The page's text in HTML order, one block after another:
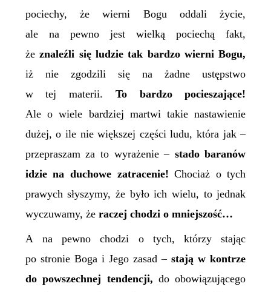
pociechy, że wierni Bogu oddali życie,
ale na pewno jest wielką pociechą fakt,
żeznaleźli się ludzie tak bardzo wierni Bogu,
iż nie zgodzili się na żadne ustępstwo
w tej materii. To bardzo pocieszające!
Ale o wiele bardziej martwi takie nastawienie
dużej, o ile nie większej części ludu, która jak –
przepraszam za to wyrażenie – stado baranów
idzie na duchowe zatracenie!Chociaż o tych
prawych słyszymy, że było ich wielu, to jednak
wyczuwamy, że raczej chodzi o mniejszość…
A na pewno chodzi o tych, którzy stając
po stronie Boga i Jego zasad –stają w kontrze
do powszechnej tendencji, do obowiązującego